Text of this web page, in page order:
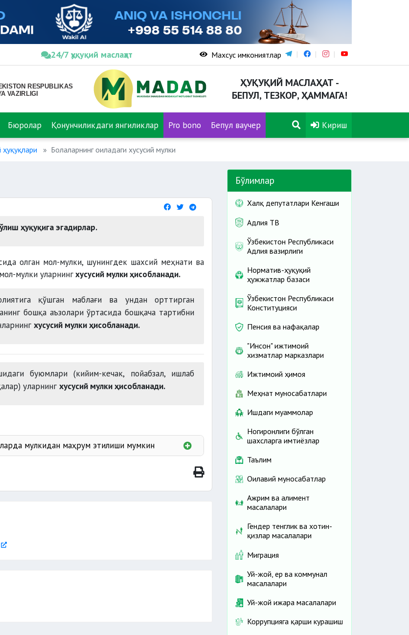
24/7 ҳуқуқий маслаҳат Махсус имкониятлар
ҲУҚУҚИЙ МАСЛАҲАТ -
БЕПУЛ, ТЕЗКОР, ҲАММАГА!
Бюролар Қонунчиликдаги янгиликлар Pro bono Бепул ваучер Кириш
Болаларнинг оиладаги хусусий мулки
ҳуқуқига эгадирлар.
олган мол-мулки, шунингдек шахсий меҳнати ва
мулки уларнингхусусий мулки ҳисобланади.
қўшган маблағи ва ундан орттирган
бошқа аъзолари ўртасида бошқача тартибни
хусусий мулки ҳисобланади.
буюмлари (кийим-кечак, пойабзал, ишлаб
уларнинг хусусий мулки ҳисобланади.
мулкидан маҳрум этилиши мумкин
Бўлимлар
Халқ депутатлари Кенгаши
Адлия ТВ
Ўзбекистон Республикаси
Адлия вазирлиги
Норматив-ҳуқуқий
ҳужжатлар базаси
Ўзбекистон Республикаси
Конституцияси
Пенсия ва нафақалар
"Инсон" ижтимоий
хизматлар марказлари
Ижтимоий ҳимоя
Меҳнат муносабатлари
Ишдаги муаммолар
Ногиронлиги бўлган
шахсларга имтиёзлар
Таълим
Оилавий муносабатлар
Ажрим ва алимент
масалалари
Гендер тенглик ва хотин-
қизлар масалалари
Миграция
Уй-жой, ер ва коммунал
масалалари
Уй-жой ижара масалалари
Коррупцияга қарши курашиш